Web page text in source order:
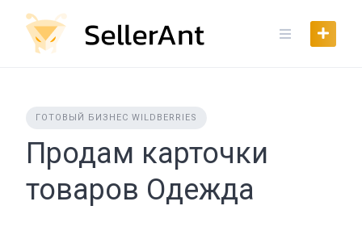
content
ГОТОВЫЙ БИЗНЕС WILDBERRIES
Продам карточки
товаров Одежда